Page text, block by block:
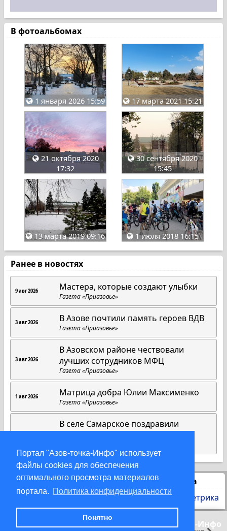
Портал "Азов-точка-Инфо" использует
файлы cookies для обеспечения
оптимального просмотра материалов
портала. Политика конфиденциальности
Понятно
В фотоальбомах
1 января 2026 15:59 17 марта 2021 15:21
21 октября 2020
17:32
30 сентября 2020
15:45
13 марта 2019 09:16 1 июля 2018 16:15
Ранее в новостях
9 авг 2026 Мастера, которые создают улыбки
Газета «Приазовье»
3 авг 2026 В Азове почтили память героев ВДВ
Газета «Приазовье»
3 авг 2026
В Азовском районе чествовали
лучших сотрудников МФЦ
Газета «Приазовье»
1 авг 2026 Матрица добра Юлии Максименко
Газета «Приазовье»
В селе Самарское поздравили
Статистика
© 2000-2026 Азов-точка-Инфо